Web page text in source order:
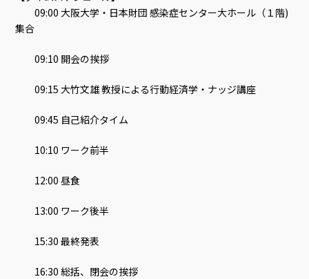
09:00 大阪大学・日本財団 感染症センター大ホール（１階)
集合
09:10 開会の挨拶
09:15 大竹文雄 教授による行動経済学・ナッジ講座
09:45 自己紹介タイム
10:10 ワーク前半
12:00 昼食
13:00 ワーク後半
15:30 最終発表
16:30 総括、閉会の挨拶